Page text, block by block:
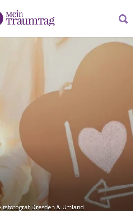
Dresden & Umland